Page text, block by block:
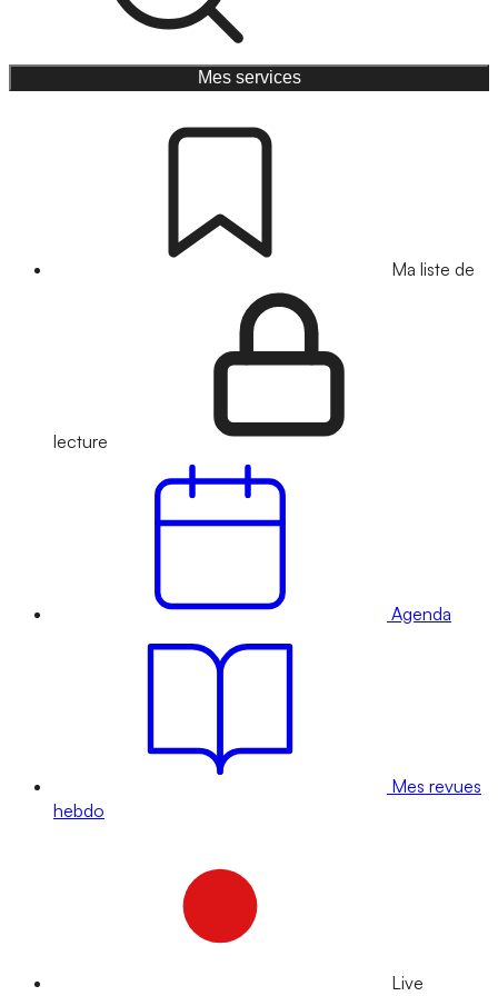
Mes services
Ma liste de
lecture
Agenda
Mes revues
hebdo
Live